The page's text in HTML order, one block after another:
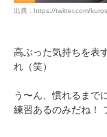
出典 : https://twitter.com/
高ぶった気持ちを表
れ（笑）
う〜ん、慣れるまで
練習あるのみだね！